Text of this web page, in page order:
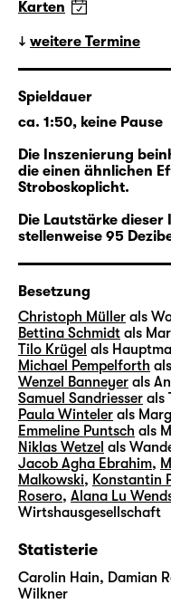
Der Fall
In Kooperation mit
folgt ein
Museums Leipzig
des historischen
mehr lesen
Karten
weitere Termine
Spieldauer
ca. 1:50, keine Pause
Die Inszenierung
die einen ähnlichen
Stroboskoplicht.
Die Lautstärke
stellenweise 95
Besetzung
Christoph Müller als
Bettina Schmidt als
Tilo Krügel als
Michael Pempelforth
Wenzel Banneyer als
Samuel Sandriesser als
Paula Winteler als
Emmeline Puntsch als
Niklas Wetzel als
Jacob Agha Ebrahim,
Malkowski, Konstantin
Rosero, Alana Lu
Wirtshausgesellschaft
Statisterie
Carolin Hain, Damian
Wilkner